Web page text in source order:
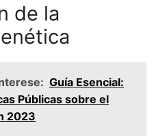
de la
Guía Esencial:
Públicas sobre el
2023